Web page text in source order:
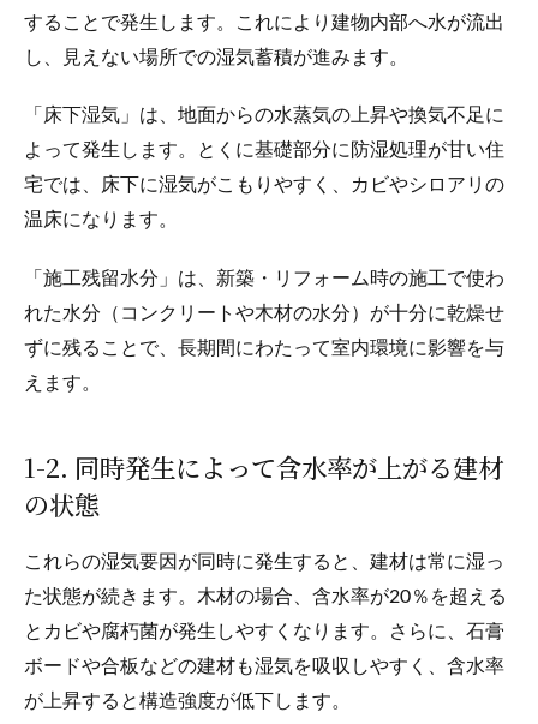
することで発生します。これにより建物内部へ水が流出
し、見えない場所での湿気蓄積が進みます。
「床下湿気」は、地面からの水蒸気の上昇や換気不足に
よって発生します。とくに基礎部分に防湿処理が甘い住
宅では、床下に湿気がこもりやすく、カビやシロアリの
温床になります。
「施工残留水分」は、新築・リフォーム時の施工で使わ
れた水分（コンクリートや木材の水分）が十分に乾燥せ
ずに残ることで、長期間にわたって室内環境に影響を与
えます。
1-2. 同時発生によって含水率が上がる建材
の状態
これらの湿気要因が同時に発生すると、建材は常に湿っ
た状態が続きます。木材の場合、含水率が20％を超える
とカビや腐朽菌が発生しやすくなります。さらに、石膏
ボードや合板などの建材も湿気を吸収しやすく、含水率
が上昇すると構造強度が低下します。